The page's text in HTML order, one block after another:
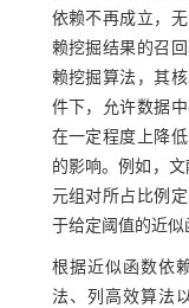
依赖不再成立，
赖挖掘结果的召
赖挖掘算法，其
件下，允许数据
在一定程度上降
的影响。例如，文
元组对所占比例
于给定阈值的近似
根据近似函数依
法、列高效算法